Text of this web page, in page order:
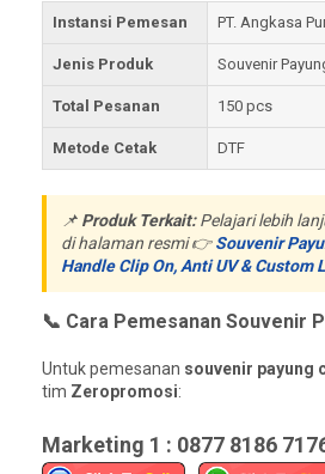
Instansi Pemesan PT. Angkasa
Jenis Produk Souvenir
Total Pesanan 150 pcs
Metode Cetak DTF
📌 Produk Terkait:Pelajari lebih
di halaman resmi 👉Souvenir
Handle Clip On, Anti UV & Custom
📞 Cara Pemesanan Souvenir
Untuk pemesanan souvenir payung
tim Zeropromosi:
Marketing 1 : 0877 8186